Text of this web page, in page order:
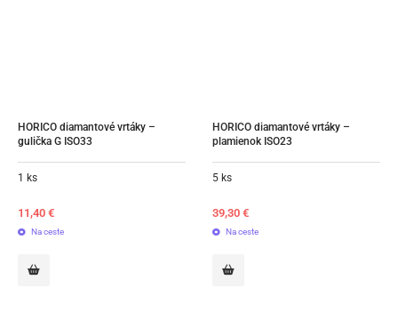
HORICO diamantové vrtáky –
gulička G ISO33
1 ks
11,40 €
Na ceste
HORICO diamantové vrtáky –
plamienok ISO23
5 ks
39,30 €
Na ceste